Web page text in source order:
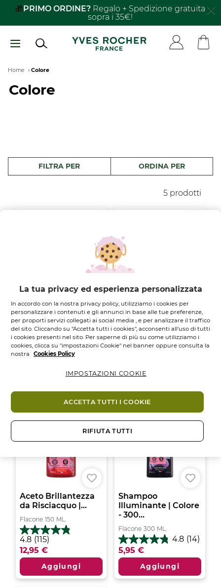
Salta
principale
🎁PRIMO ORDINE? Regalo + Spedizione gratuita
sopra i 35€!
Breadcrumb
Home Colore
Colore
FILTRA PER ORDINA PER
5 prodotti
Shampoo
Protezione | Colore -
300...
Flacone 300 ML.
4.3 (11)
4.3
Aggiungi
Maschera
Protezione | Colore -
200...
Tubo 200 ML.
4.8 (16)
5
recensioni
Aggiungi
Aceto Brillantezza
da Risciacquo |...
Flacone 150 ML.
4.8 (115)
4.8
su
5
115
recensioni
12,95 €
Aggiungi
Shampoo
Illuminante | Colore
- 300...
Flacone 300 ML.
4.8 (14)
4.8
su
5
stelle.
14
5,95 €
Aggiungi
La tua privacy ed esperienza personalizzata
In accordo con la nostra privacy policy, utilizziamo i cookies per
personalizzare i contenuti e gli annunci in base alle tue preferenze,
per proporti servizi collegati ai social media , e per analizzare il traffico
del sito. Cliccando su "Accetta tutti i cookies", acconsenti all'uso di tutti
i cookies presenti nel sito. Per saperne di più su come utilizziamo i
cookies, clicca su "impostazioni Cookie" nel banner oppure consulta la
nostra
Cookies Policy
RIFIUTA TUTTI
ACCETTA TUTTI I COOKIE
IMPOSTAZIONI COOKIE